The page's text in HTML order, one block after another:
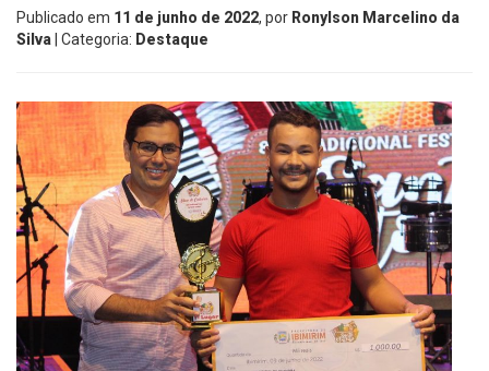
Publicado em 11 de junho de 2022, por Ronylson Marcelino da
Silva | Categoria: Destaque